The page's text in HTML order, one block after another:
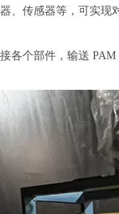
、传感器等，可实现
各个部件，输送